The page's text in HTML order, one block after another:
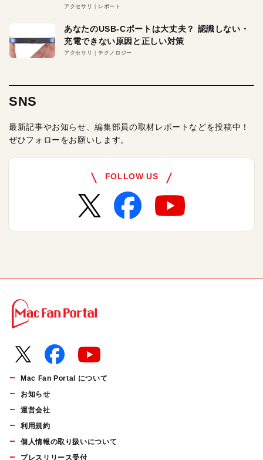
アクセサリ レポート
あなたのUSB-Cポートは大丈夫？ 認識しない・
充電できない原因と正しい対策
アクセサリ テクノロジー
SNS
最新記事やお知らせ、編集部員の取材レポートなどを投稿中！
ぜひフォローをお願いします。
FOLLOW US
Mac Fan Portal について
お知らせ
運営会社
利用規約
個人情報の取り扱いについて
プレスリリース受付